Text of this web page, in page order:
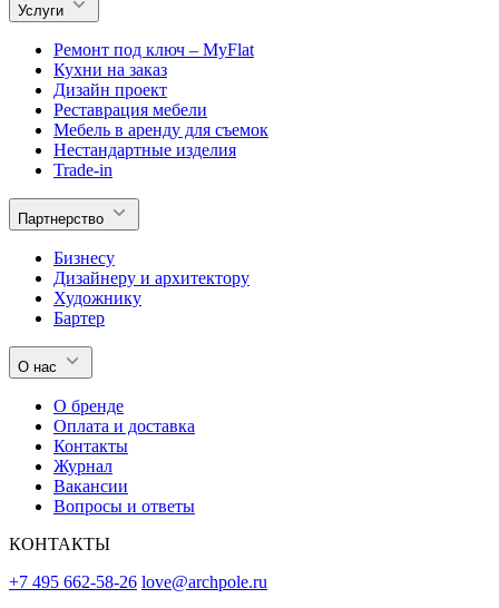
Услуги
Ремонт под ключ – MyFlat
Кухни на заказ
Дизайн проект
Реставрация мебели
Мебель в аренду для съемок
Нестандартные изделия
Trade-in
Партнерство
Бизнесу
Дизайнеру и архитектору
Художнику
Бартер
О нас
О бренде
Оплата и доставка
Контакты
Журнал
Вакансии
Вопросы и ответы
КОНТАКТЫ
+7 495 662-58-26 love@archpole.ru